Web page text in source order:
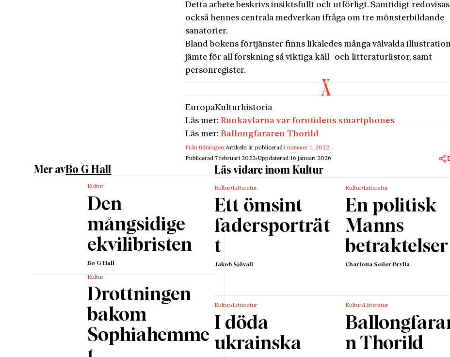
Detta arbete beskrivs insiktsfullt och utförligt. Samtidigt redovisas
också hennes centrala medverkan ifråga om tre mönsterbildande
sanatorier.
Bland bokens förtjänster finns likaledes många välvalda
jämte för all forskning så viktiga käll- och litteraturlistor, samt
personregister.
EuropaKulturhistoria
Läs mer:Runkavlarna var forntidens smartphones
Läs mer:Ballongfararen Thorild
Från tidningen:Artikeln är publicerad inummer 1, 2022.
Publicerad:7 februari 2022 Uppdaterad:16 januari 2026
Mer avBo G Hall
Kultur
Den
mångsidige
ekvilibristen
Bo G Hall
Kultur
Drottningen
bakom
Sophiahemme
Läs vidare inom Kultur
Kultur Litteratur
Ett ömsint
fadersporträt
t
Jakob Sjövall
Kultur Litteratur
En politisk
Manns
betraktelser
Charlotta Seiler Brylla
Kultur Litteratur
I döda
ukrainska
Kultur Litteratur
n Thorild